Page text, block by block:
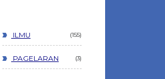
ILMU 155
PAGELARAN 3